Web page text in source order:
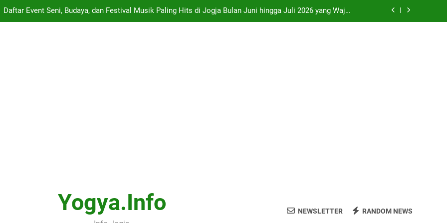
Daftar Event Seni, Budaya, dan Festival Musik Paling Hits di Jogja Bulan Juni hingga Juli 2026 yang Wajib
Yogya.info NEWSLETTER RANDOM NEWS